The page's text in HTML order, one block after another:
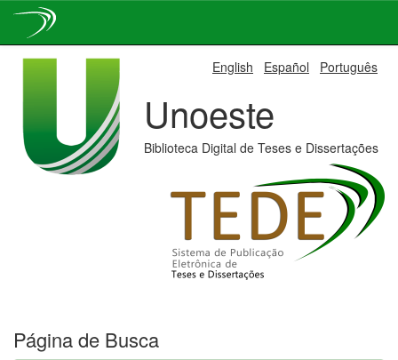
English Español Português
Unoeste
Biblioteca Digital de Teses e Dissertações
Página de Busca